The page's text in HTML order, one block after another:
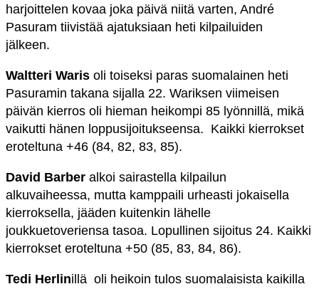
harjoittelen kovaa joka päivä niitä varten, André
Pasuram tiivistää ajatuksiaan heti kilpailuiden
jälkeen.
Waltteri Waris oli toiseksi paras suomalainen heti
Pasuramin takana sijalla 22. Wariksen viimeisen
päivän kierros oli hieman heikompi 85 lyönnillä, mikä
vaikutti hänen loppusijoitukseensa. Kaikki kierrokset
eroteltuna +46 (84, 82, 83, 85).
David Barber alkoi sairastella kilpailun
alkuvaiheessa, mutta kamppaili urheasti jokaisella
kierroksella, jääden kuitenkin lähelle
joukkuetoveriensa tasoa. Lopullinen sijoitus 24. Kaikki
kierrokset eroteltuna +50 (85, 83, 84, 86).
Tedi Herlinillä oli heikoin tulos suomalaisista kaikilla